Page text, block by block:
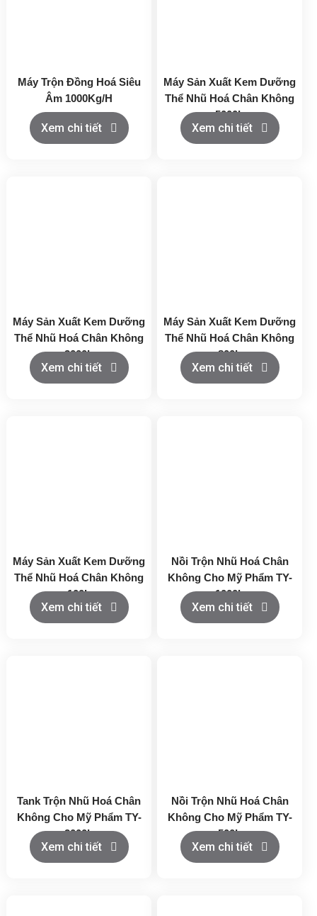
Máy Trộn Đồng Hoá Siêu
Âm 1000Kg/H
Xem chi tiết
Máy Sản Xuất Kem Dưỡng
Thể Nhũ Hoá Chân Không
5000L
Xem chi tiết
Máy Sản Xuất Kem Dưỡng
Thể Nhũ Hoá Chân Không
3000L
Xem chi tiết
Máy Sản Xuất Kem Dưỡng
Thể Nhũ Hoá Chân Không
800L
Xem chi tiết
Máy Sản Xuất Kem Dưỡng
Thể Nhũ Hoá Chân Không
100L
Xem chi tiết
Nồi Trộn Nhũ Hoá Chân
Không Cho Mỹ Phẩm TY-
1000L
Xem chi tiết
Tank Trộn Nhũ Hoá Chân
Không Cho Mỹ Phẩm TY-
2000L
Xem chi tiết
Nồi Trộn Nhũ Hoá Chân
Không Cho Mỹ Phẩm TY-
500L
Xem chi tiết